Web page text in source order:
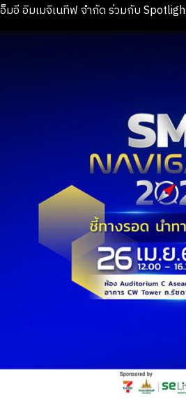
มอี อิมเมจิเนทีฟ จำกัด ร่วมกับ